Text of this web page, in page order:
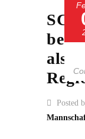
SC
als
Posted